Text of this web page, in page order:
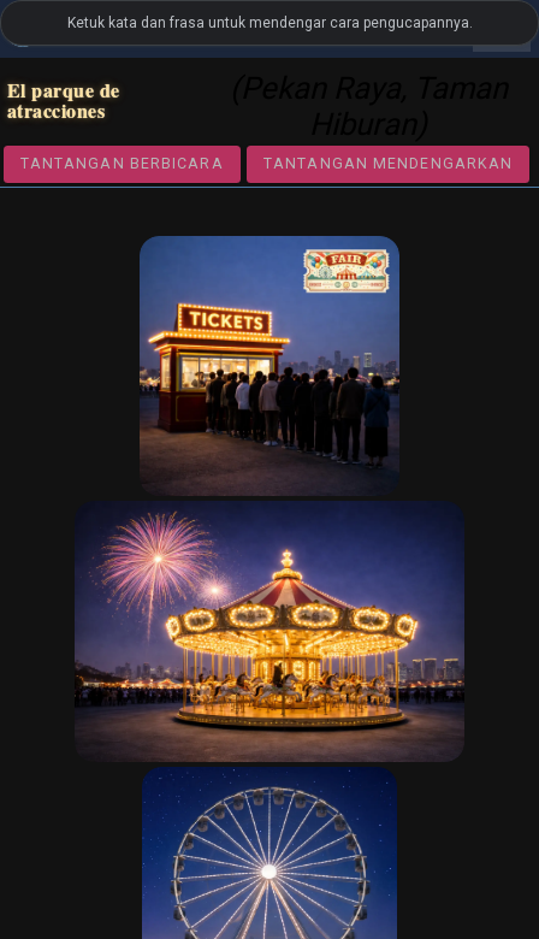
LanguageGuide.org•Spanish Visual Vocabulary
El parque de
atracciones
TANTANGAN BERBICARA TANTANGAN
Ketuk kata dan frasa untuk mendengar cara pengucapannya.